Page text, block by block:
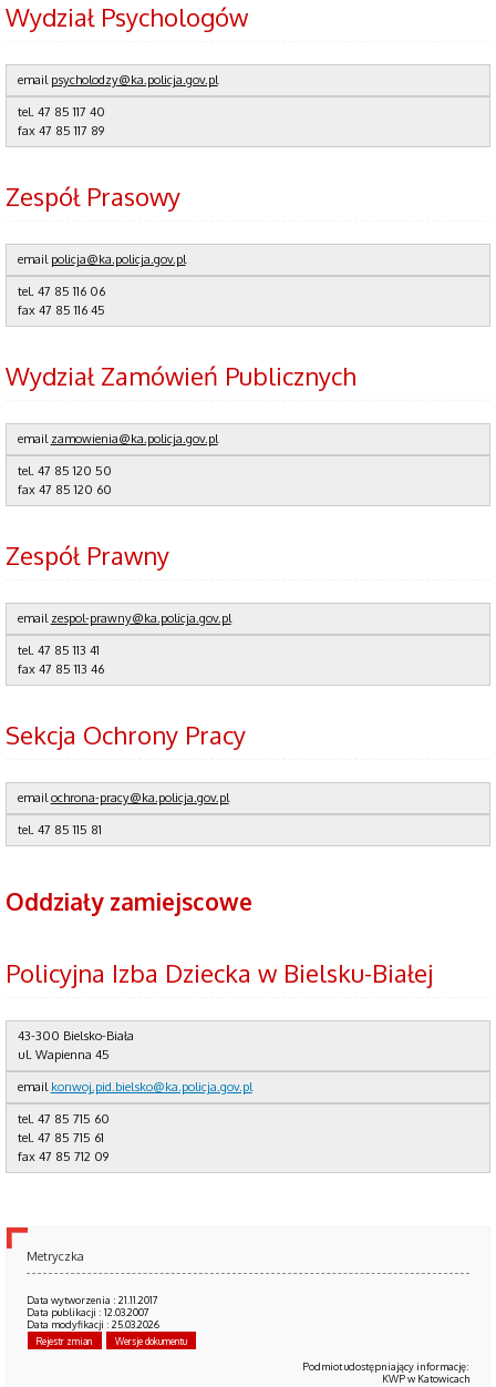
Wydział Psychologów
email psycholodzy@ka.policja.gov.pl
tel. 47 85 117 40
fax 47 85 117 89
Zespół Prasowy
email policja@ka.policja.gov.pl
tel. 47 85 116 06
fax 47 85 116 45
Wydział Zamówień Publicznych
email zamowienia@ka.policja.gov.pl
tel. 47 85 120 50
fax 47 85 120 60
Zespół Prawny
email zespol-prawny@ka.policja.gov.pl
tel. 47 85 113 41
fax 47 85 113 46
Sekcja Ochrony Pracy
emailochrona-pracy@ka.policja.gov.pl
tel. 47 85 115 81
Oddziały zamiejscowe
Policyjna Izba Dziecka w Bielsku-Białej
43-300 Bielsko-Biała
ul. Wapienna 45
email konwoj.pid.bielsko@ka.policja.gov.pl
tel. 47 85 715 60
tel. 47 85 715 61
fax 47 85 712 09
Metryczka
Data wytworzenia : 21.11.2017
Data publikacji : 12.03.2007
Data modyfikacji : 25.03.2026
Rejestr zmian
Wersje dokumentu
Podmiot udostępniający informację:
KWP w Katowicach